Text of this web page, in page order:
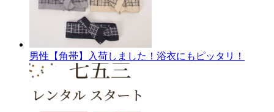
男性【角帯】入荷しました！浴衣にもピッタリ！